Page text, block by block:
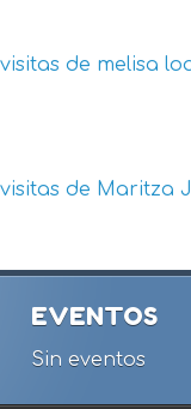
de melisa
de Maritza
EVENTOS
Sin eventos